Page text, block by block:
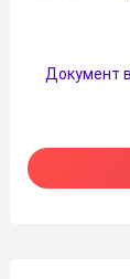
Документ